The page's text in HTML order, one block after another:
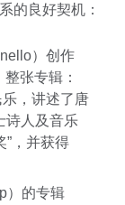
的良好契机：
）创作
张专辑：
，讲述了唐
诗人及音乐
”，并获得
）的专辑